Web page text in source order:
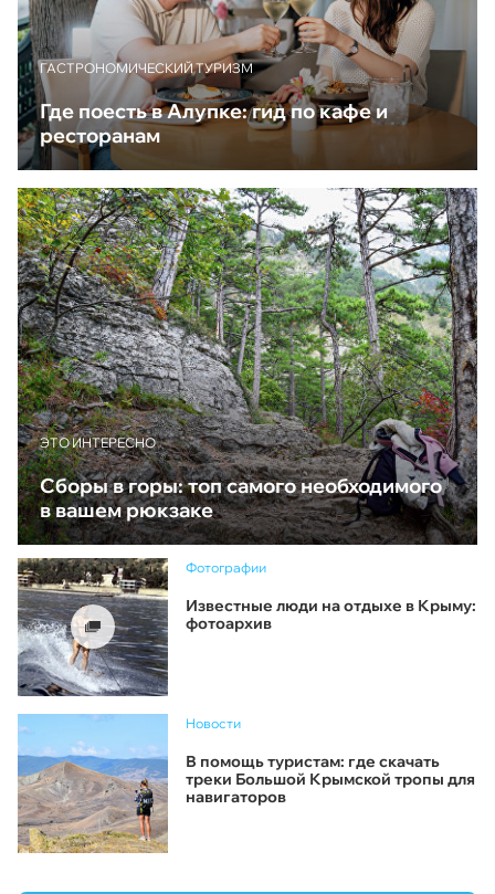
ГАСТРОНОМИЧЕСКИЙ ТУРИЗМ
Где поесть в Алупке: гид по кафе и
ресторанам
ЭТО ИНТЕРЕСНО
Сборы в горы: топ самого необходимого
в вашем рюкзаке
Фотографии
Известные люди на отдыхе в Крыму:
фотоархив
Новости
В помощь туристам: где скачать
треки Большой Крымской тропы для
навигаторов